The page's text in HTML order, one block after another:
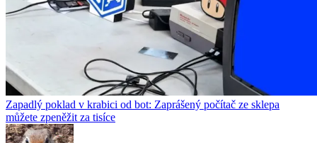
Zapadlý poklad v krabici od bot: Zaprášený počítač ze sklepa
můžete zpeněžit za tisíce